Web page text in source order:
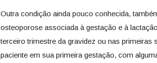
Outra condição ainda pouco conhecida,
osteoporose associada à gestação e à
terceiro trimestre da gravidez ou nas primeiras
paciente em sua primeira gestação, com